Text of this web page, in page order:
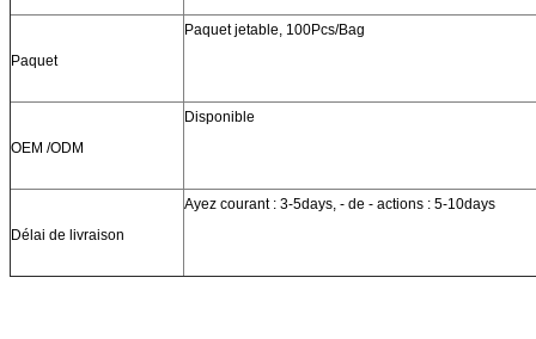
Paquet
Paquet jetable, 100Pcs/Bag
OEM /ODM
Disponible
Délai de livraison
Ayez courant : 3-5days, - de - actions : 5-10days